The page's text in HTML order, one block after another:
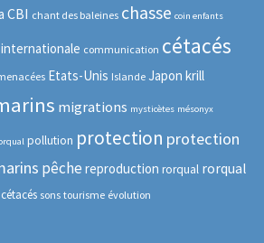
CBI chant des baleines chasse coin enfants
communication cétacés
Etats-Unis Islande Japon krill
migrations mysticètes mésonyx
pollution protection protection
pêche reproduction rorqual rorqual
sons tourisme évolution